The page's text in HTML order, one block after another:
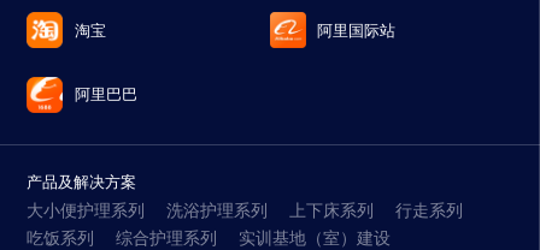
淘宝 阿里国际站
阿里巴巴
产品及解决方案
大小便护理系列
洗浴护理系列 上下床系列
行走系列
吃饭系列
综合护理系列
实训基地（室）建设